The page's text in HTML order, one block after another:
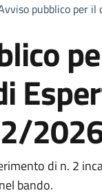
pubblico per
notizia
di n. 2
bando.